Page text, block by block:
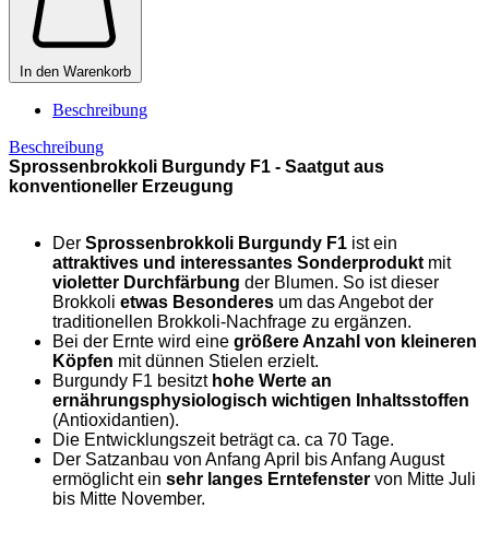
In den Warenkorb
Beschreibung
Beschreibung
Sprossenbrokkoli Burgundy F1 - Saatgut aus
konventioneller Erzeugung
Der Sprossenbrokkoli Burgundy F1 ist ein
attraktives und interessantes Sonderprodukt mit
violetter Durchfärbung der Blumen. So ist dieser
Brokkoli etwas Besonderes um das Angebot der
traditionellen Brokkoli-Nachfrage zu ergänzen.
Bei der Ernte wird eine größere Anzahl von kleineren
Köpfen mit dünnen Stielen erzielt.
Burgundy F1 besitzt hohe Werte an
ernährungsphysiologisch wichtigen Inhaltsstoffen
(Antioxidantien).
Die Entwicklungszeit beträgt ca. ca 70 Tage.
Der Satzanbau von Anfang April bis Anfang August
ermöglicht ein sehr langes Erntefenster von Mitte Juli
bis Mitte November.